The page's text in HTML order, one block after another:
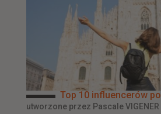
Top 10 influencerów
utworzone przez Pascale VIGENER